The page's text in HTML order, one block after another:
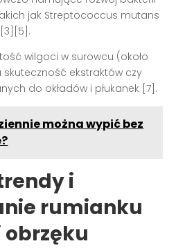
jak Streptococcus mutans
[3][5] .
wilgoci w surowcu (około
skuteczność ekstraktów czy
do okładów i płukanek [7] .
można wypić bez
i
rumianku